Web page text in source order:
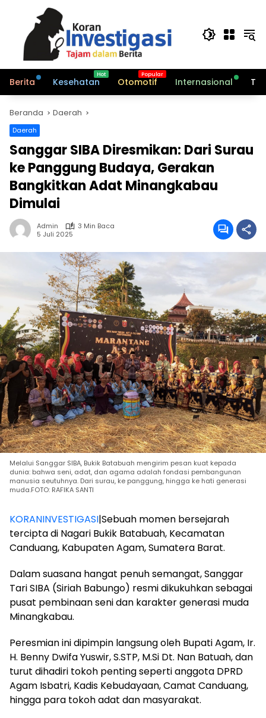
Berita Kesehatan Otomotif Internasional
Beranda Daerah
Daerah
Sanggar SIBA Diresmikan: Dari Surau
ke Panggung Budaya, Gerakan
Bangkitkan Adat Minangkabau
Dimulai
Admin
3 Min Baca
5 Juli 2025
Melalui Sanggar SIBA, Bukik Batabuah mengirim pesan kuat kepada
dunia: bahwa seni, adat, dan agama adalah fondasi pembangunan
manusia seutuhnya. Dari surau, ke panggung, hingga ke hati generasi
muda.FOTO: RAFIKA SANTI
KORANINVESTIGASI|Sebuah momen bersejarah
tercipta di Nagari Bukik Batabuah, Kecamatan
Canduang, Kabupaten Agam, Sumatera Barat.
Dalam suasana hangat penuh semangat, Sanggar
Tari SIBA (Siriah Babungo) resmi dikukuhkan sebagai
pusat pembinaan seni dan karakter generasi muda
Minangkabau.
Peresmian ini dipimpin langsung oleh Bupati Agam, Ir.
H. Benny Dwifa Yuswir, S.STP, M.Si Dt. Nan Batuah, dan
turut dihadiri tokoh penting seperti anggota DPRD
Agam Isbatri, Kadis Kebudayaan, Camat Canduang,
hingga para tokoh adat dan masyarakat.